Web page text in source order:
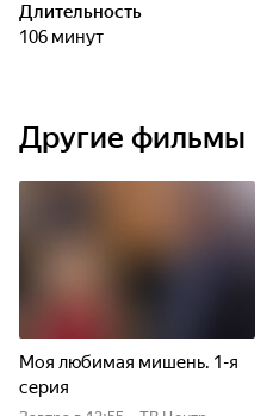
Длительность
106 минут
Другие фильмы
Моя любимая мишень. 1-я
серия